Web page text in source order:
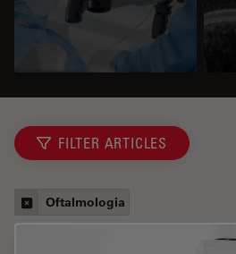
FILTER ARTICLES
Oftalmologia